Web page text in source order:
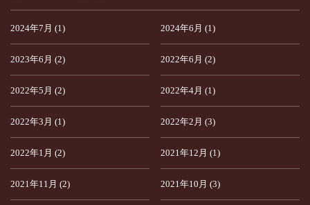
2024年7月 (1) 2024年6月 (1)
2023年6月 (2) 2022年6月 (2)
2022年5月 (2) 2022年4月 (1)
2022年3月 (1) 2022年2月 (3)
2022年1月 (2) 2021年12月 (1)
2021年11月 (2) 2021年10月 (3)